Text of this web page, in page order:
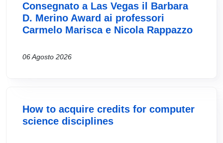
Consegnato a Las Vegas il Barbara
D. Merino Award ai professori
Carmelo Marisca e Nicola Rappazzo
06 Agosto 2026
How to acquire credits for computer
science disciplines